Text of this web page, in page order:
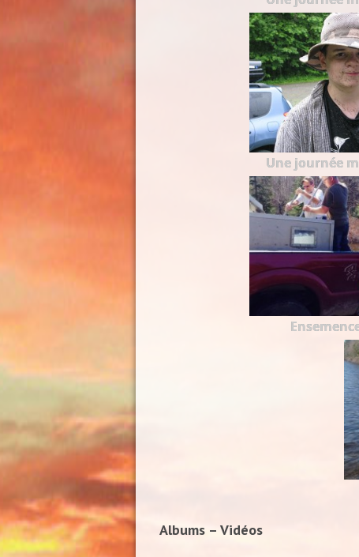
Une journée
Albums – Vidéos